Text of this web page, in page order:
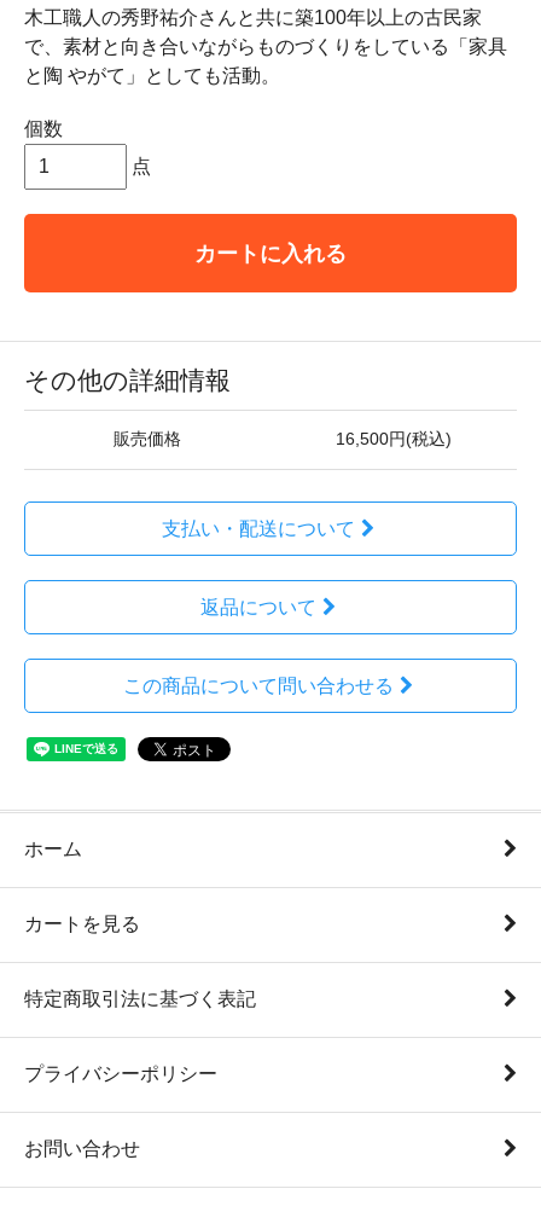
木工職人の秀野祐介さんと共に築100年以上の古民家
で、素材と向き合いながらものづくりをしている「家具
と陶 やがて」としても活動。
個数
点
カートに入れる
その他の詳細情報
販売価格 16,500円(税込)
支払い・配送について
返品について
この商品について問い合わせる
ホーム
カートを見る
特定商取引法に基づく表記
プライバシーポリシー
お問い合わせ